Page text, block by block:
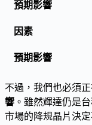
不過，我們也必須
響 。雖然輝達仍是
市場的降規晶片決